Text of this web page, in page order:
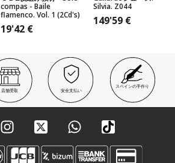
compas - Baile
flamenco. Vol. 1 (2Cd's)
19'42 €
Silvia. Z044
149'59 €
店舗受取 安全支払い
スペインの手作り